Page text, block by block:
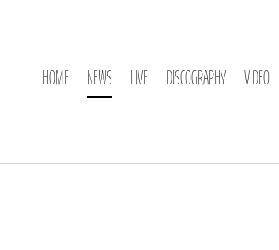
HOME NEWS LIVE DISCOGRAPHY VIDEO